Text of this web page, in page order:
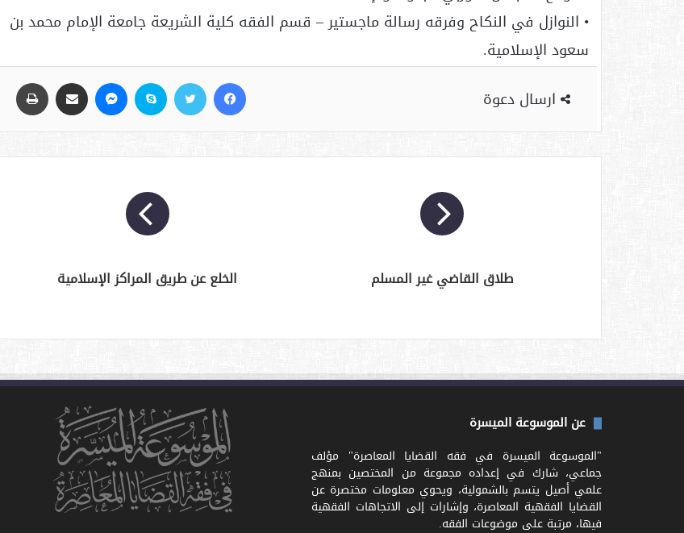
• النوازل في النكاح وفرقه رسالة ماجستير – قسم الفقه كلية الشريعة جامعة الإمام محمد بن
سعود الإسلامية.
ارسال دعوة
طلاق القاضي غير المسلم الخلع عن طريق المراكز الإسلامية
عن الموسوعة الميسرة
"الموسوعة الميسرة في فقه القضايا المعاصرة" مؤلف
جماعي، شارك في إعداده مجموعة من المختصين بمنهج
علمي أصيل يتسم بالشمولية، ويحوي معلومات مختصرة عن
القضايا الفقهية المعاصرة، وإشارات إلى الاتجاهات الفقهية
فيها، مرتبة على موضوعات الفقه.